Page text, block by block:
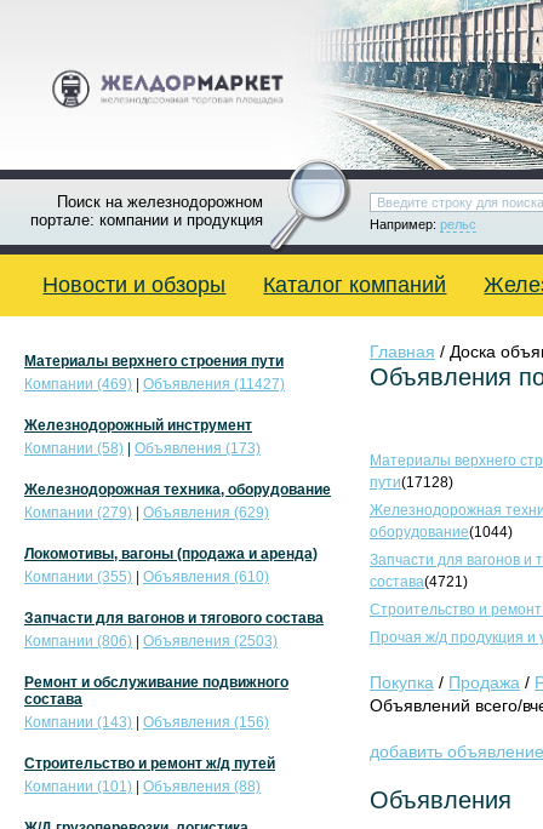
Поиск на железнодорожном
портале: компании и продукция
Например: рельс
Новости и обзоры Каталог компаний
Главная / Доска
Объявления
Материалы верхнего
пути(17128)
Железнодорожная
оборудование(1044)
Запчасти для вагонов и
состава(4721)
Строительство и
Прочая ж/д продукция и
Покупка / Продажа /
Объявлений всего/
добавить объявление
Объявления
Материалы верхнего строения пути
Компании (469)
Объявления (11427)
Железнодорожный инструмент
Компании (58)
Объявления (173)
Железнодорожная техника, оборудование
Компании (279)
Объявления (629)
Локомотивы, вагоны (продажа и аренда)
Компании (355)
Объявления (610)
Запчасти для вагонов и тягового состава
Компании (806)
Объявления (2503)
Ремонт и обслуживание подвижного
состава
Компании (143)
Объявления (156)
Строительство и ремонт ж/д путей
Компании (101)
Объявления (88)